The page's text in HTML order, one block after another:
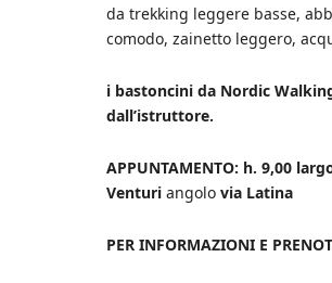
da trekking leggere basse,
comodo, zainetto leggero,
i bastoncini da Nordic
dall’istruttore.
APPUNTAMENTO: h. 9,00
Venturi angolo via Latina
PER INFORMAZIONI E